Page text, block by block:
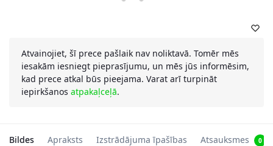
Atvainojiet, šī prece pašlaik nav noliktavā. Tomēr mēs
iesakām iesniegt pieprasījumu, un mēs jūs informēsim,
kad prece atkal būs pieejama. Varat arī turpināt
iepirkšanos atpakaļceļā.
Bildes Apraksts Izstrādājuma īpašības Atsauksmes 0